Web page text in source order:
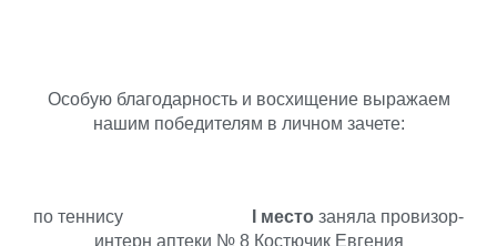
Особую благодарность и восхищение выражаем
нашим победителям в личном зачете:
по теннису место заняла провизор-
интерн аптеки № 8 Костючик Евгения